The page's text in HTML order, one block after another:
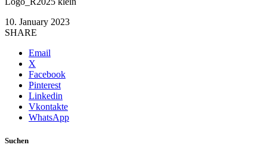
10. January 2023
SHARE
Email
X
Facebook
Pinterest
Linkedin
Vkontakte
WhatsApp
Suchen